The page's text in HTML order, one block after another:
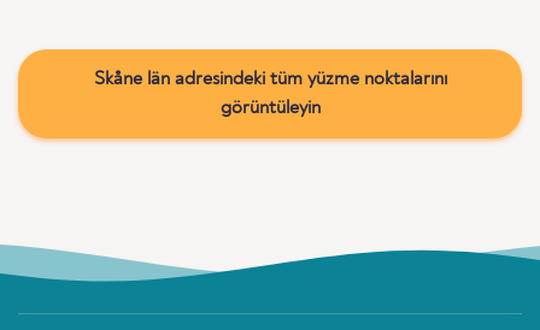
Skåne län adresindeki tüm yüzme noktalarını
görüntüleyin